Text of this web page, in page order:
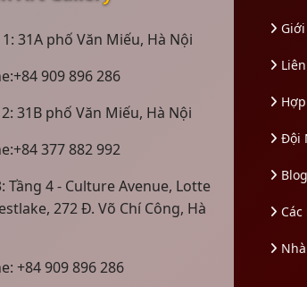
1: 31A phố Văn Miếu, Hà Nội
909 896 286
31B phố Văn Miếu, Hà Nội
377 882 992
Tầng 4 - Culture Avenue, Lotte
272 Đ. Võ Chí Công, Hà
+84 909 896 286
Đội